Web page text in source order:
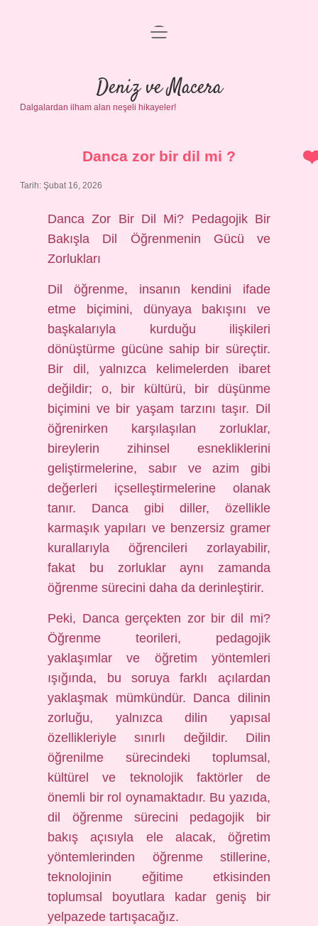
Anasayfa
Gizlilik Politikası
Yasal Uyarı
menüyü
Deniz ve Macera
Dalgalardan ilham alan neşeli hikayeler!
Danca zor bir dil mi ?
Tarih: Şubat 16, 2026
Danca Zor Bir Dil Mi? Pedagojik Bir
Bakışla Dil Öğrenmenin Gücü ve
Zorlukları
Dil öğrenme, insanın kendini ifade
etme biçimini, dünyaya bakışını ve
başkalarıyla kurduğu ilişkileri
dönüştürme gücüne sahip bir süreçtir.
Bir dil, yalnızca kelimelerden ibaret
değildir; o, bir kültürü, bir düşünme
biçimini ve bir yaşam tarzını taşır. Dil
öğrenirken karşılaşılan zorluklar,
bireylerin zihinsel esnekliklerini
geliştirmelerine, sabır ve azim gibi
değerleri içselleştirmelerine olanak
tanır. Danca gibi diller, özellikle
karmaşık yapıları ve benzersiz gramer
kurallarıyla öğrencileri zorlayabilir,
fakat bu zorluklar aynı zamanda
öğrenme sürecini daha da derinleştirir.
Peki, Danca gerçekten zor bir dil mi?
Öğrenme teorileri, pedagojik
yaklaşımlar ve öğretim yöntemleri
ışığında, bu soruya farklı açılardan
yaklaşmak mümkündür. Danca dilinin
zorluğu, yalnızca dilin yapısal
özellikleriyle sınırlı değildir. Dilin
öğrenilme sürecindeki toplumsal,
kültürel ve teknolojik faktörler de
önemli bir rol oynamaktadır. Bu yazıda,
dil öğrenme sürecini pedagojik bir
bakış açısıyla ele alacak, öğretim
yöntemlerinden öğrenme stillerine,
teknolojinin eğitime etkisinden
toplumsal boyutlara kadar geniş bir
yelpazede tartışacağız.